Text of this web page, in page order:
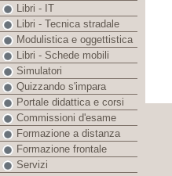
Libri - IT
Libri - Tecnica stradale
Modulistica e oggettistica
Libri - Schede mobili
Simulatori
Quizzando s'impara
Portale didattica e corsi
Commissioni d'esame
Formazione a distanza
Formazione frontale
Servizi